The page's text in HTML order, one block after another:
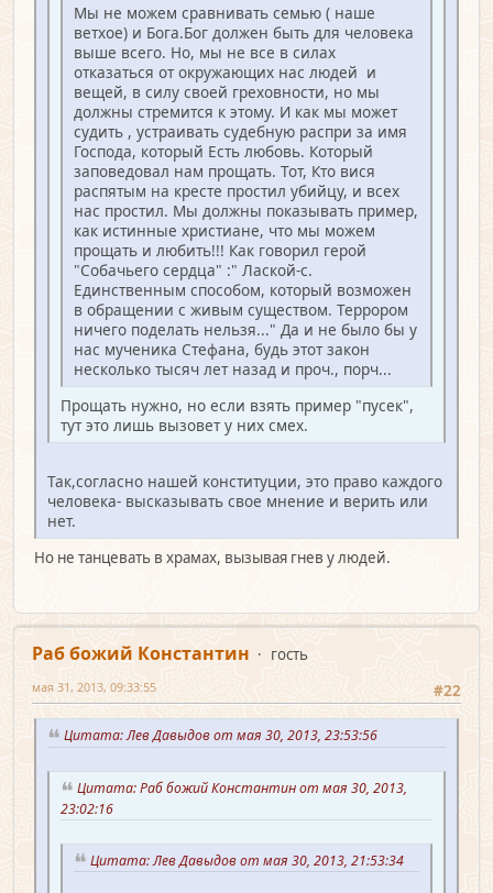
Мы не можем сравнивать семью ( наше
ветхое) и Бога.Бог должен быть для человека
выше всего. Но, мы не все в силах
отказаться от окружающих нас людей и
вещей, в силу своей греховности, но мы
должны стремится к этому. И как мы может
судить , устраивать судебную распри за имя
Господа, который Есть любовь. Который
заповедовал нам прощать. Тот, Кто вися
распятым на кресте простил убийцу, и всех
нас простил. Мы должны показывать пример,
как истинные христиане, что мы можем
прощать и любить!!! Как говорил герой
"Собачьего сердца" :" Лаской-с.
Единственным способом, который возможен
в обращении с живым существом. Террором
ничего поделать нельзя..." Да и не было бы у
нас мученика Стефана, будь этот закон
несколько тысяч лет назад и проч., порч...
Прощать нужно, но если взять пример "пусек",
тут это лишь вызовет у них смех.
Так,согласно нашей конституции, это право каждого
человека- высказывать свое мнение и верить или
нет.
Но не танцевать в храмах, вызывая гнев у людей.
Раб божий Константин
гость
#22
мая 31, 2013, 09:33:55
Цитата: Лев Давыдов от мая 30, 2013, 23:53:56
Цитата: Раб божий Константин от мая 30, 2013,
23:02:16
Цитата: Лев Давыдов от мая 30, 2013, 21:53:34